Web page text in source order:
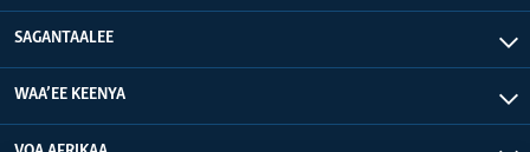
SAGANTAALEE
WAA’EE KEENYA